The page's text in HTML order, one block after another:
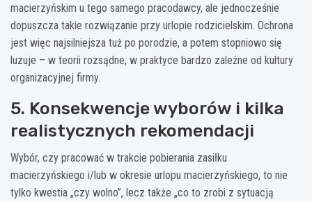
macierzyńskim u tego samego pracodawcy, ale jednocześnie
dopuszcza takie rozwiązanie przy urlopie rodzicielskim. Ochrona
jest więc najsilniejsza tuż po porodzie, a potem stopniowo się
luzuje – w teorii rozsądne, w praktyce bardzo zależne od kultury
organizacyjnej firmy.
5. Konsekwencje wyborów i kilka
realistycznych rekomendacji
Wybór, czy pracować w trakcie pobierania zasiłku
macierzyńskiego i/lub w okresie urlopu macierzyńskiego, to nie
tylko kwestia „czy wolno”, lecz także „co to zrobi z sytuacją